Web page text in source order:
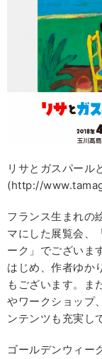
リサとガスパール
(http://
フランス生まれの
マにした展覧会、
ーク」でございま
はじめ、作者ゆか
もございます。ま
やワークショップ
ンテンツも充実し
ゴールデンウィー